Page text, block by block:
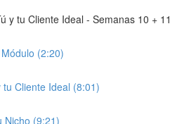
y tu Cliente Ideal - Semanas 10 + 11
(2:20)
Cliente Ideal (8:01)
Nicho (9:21)